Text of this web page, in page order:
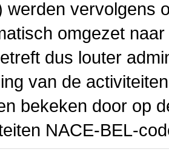
werden vervolgens
omgezet
dus louter
van de
bekeken door op
NACE-BEL-